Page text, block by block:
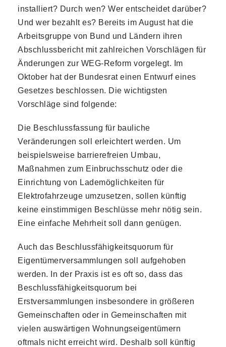
installiert? Durch wen? Wer entscheidet darüber?
Und wer bezahlt es? Bereits im August hat die
Arbeitsgruppe von Bund und Ländern ihren
Abschlussbericht mit zahlreichen Vorschlägen für
Änderungen zur WEG-Reform vorgelegt. Im
Oktober hat der Bundesrat einen Entwurf eines
Gesetzes beschlossen. Die wichtigsten
Vorschläge sind folgende:
Die Beschlussfassung für bauliche
Veränderungen soll erleichtert werden. Um
beispielsweise barrierefreien Umbau,
Maßnahmen zum Einbruchsschutz oder die
Einrichtung von Lademöglichkeiten für
Elektrofahrzeuge umzusetzen, sollen künftig
keine einstimmigen Beschlüsse mehr nötig sein.
Eine einfache Mehrheit soll dann genügen.
Auch das Beschlussfähigkeitsquorum für
Eigentümerversammlungen soll aufgehoben
werden. In der Praxis ist es oft so, dass das
Beschlussfähigkeitsquorum bei
Erstversammlungen insbesondere in größeren
Gemeinschaften oder in Gemeinschaften mit
vielen auswärtigen Wohnungseigentümern
oftmals nicht erreicht wird. Deshalb soll künftig